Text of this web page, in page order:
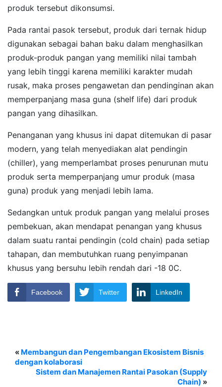
produk tersebut dikonsumsi.
Pada rantai pasok tersebut, produk dari ternak hidup
digunakan sebagai bahan baku dalam menghasilkan
produk-produk pangan yang memiliki nilai tambah
yang lebih tinggi karena memiliki karakter mudah
rusak, maka proses pengawetan dan pendinginan akan
memperpanjang masa guna (shelf life) dari produk
pangan yang dihasilkan.
Penanganan yang khusus ini dapat ditemukan di pasar
modern, yang telah menyediakan alat pendingin
(chiller), yang memperlambat proses penurunan mutu
produk serta memperpanjang umur produk (masa
guna) produk yang menjadi lebih lama.
Sedangkan untuk produk pangan yang melalui proses
pembekuan, akan mendapat penangan yang khusus
dalam suatu rantai pendingin (cold chain) pada setiap
tahapan, dan membutuhkan ruang penyimpanan
khusus yang bersuhu lebih rendah dari -18 0C.
Facebook Twitter LinkedIn
« Membangun dan Pengembangan Ekosistem Bisnis
dengan kolaborasi
Sistem dan Manajemen Rantai Pasokan (Supply
Chain) »